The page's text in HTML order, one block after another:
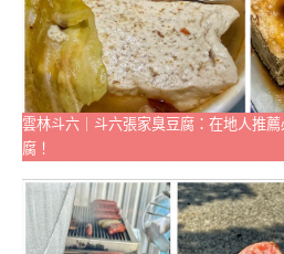
雲林斗六｜斗六張家臭豆腐：在地人推
腐！